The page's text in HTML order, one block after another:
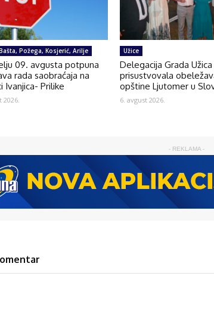
Požega, Kosjerić, Arilje
09. avgusta potpuna
rada saobraćaja na
Ivanjica- Prilike
2026.
Užice
Delegacija Grada Užica
prisustvovala
opštine Ljutomer u
6. avgust 2026.
- REKLAMA -